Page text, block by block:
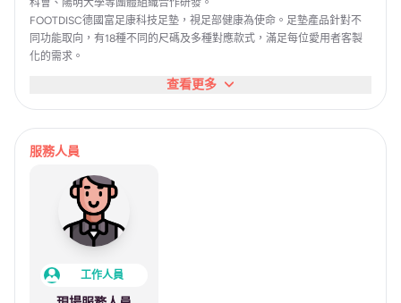
科會、陽明大學等團體組織合作研發。
FOOTDISC德國富足康科技足墊，視足部健康為使命。足墊產品針對不
同功能取向，有18種不同的尺碼及多種對應款式，滿足每位愛用者客製
化的需求。
查看更多
服務人員
工作人員